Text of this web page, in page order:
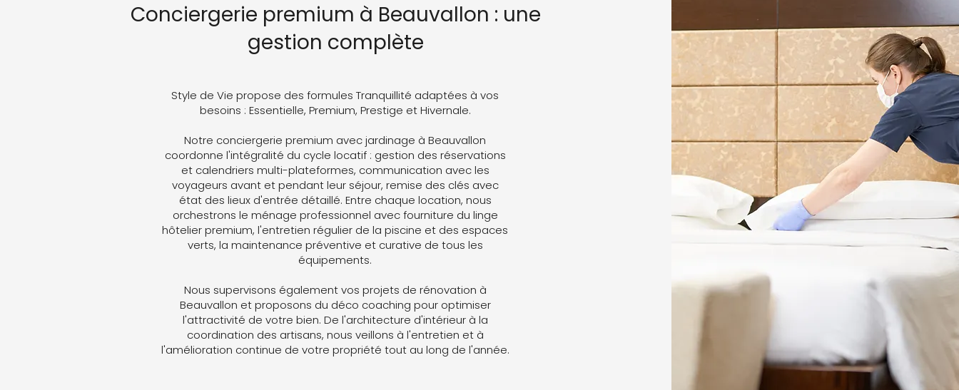
Conciergerie premium à Beauvallon : une
gestion complète
Style de Vie propose des formules Tranquillité adaptées à vos
besoins : Essentielle, Premium, Prestige et Hivernale.
Notre conciergerie premium avec jardinage à Beauvallon
coordonne l'intégralité du cycle locatif : gestion des réservations
et calendriers multi-plateformes, communication avec les
voyageurs avant et pendant leur séjour, remise des clés avec
état des lieux d'entrée détaillé. Entre chaque location, nous
orchestrons le ménage professionnel avec fourniture du linge
hôtelier premium, l'entretien régulier de la piscine et des espaces
verts, la maintenance préventive et curative de tous les
équipements.
Nous supervisons également vos projets de rénovation à
Beauvallon et proposons du déco coaching pour optimiser
l'attractivité de votre bien. De l'architecture d'intérieur à la
coordination des artisans, nous veillons à l'entretien et à
l'amélioration continue de votre propriété tout au long de l'année.